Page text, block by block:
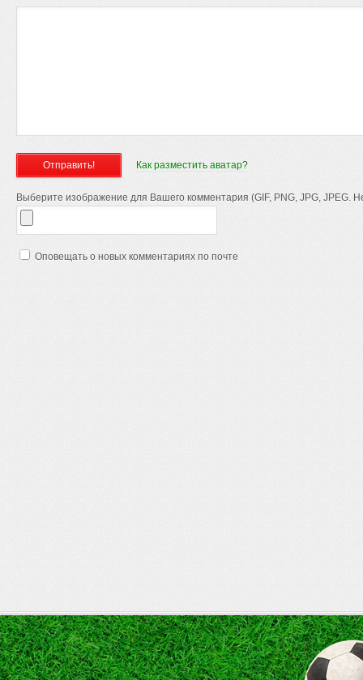
Как разместить аватар?
Выберите изображение для Вашего комментария (GIF, PNG, JPG, JPEG.
Оповещать о новых комментариях по почте